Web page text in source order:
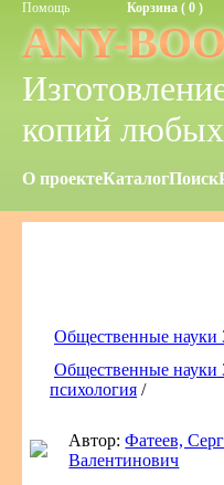
Помощь Корзина ( 0 )
ANY-
копий
О проектеКаталогПоиск
Общественные науки
Общественные науки
психология /
Автор:Фатеев,
Валентинович